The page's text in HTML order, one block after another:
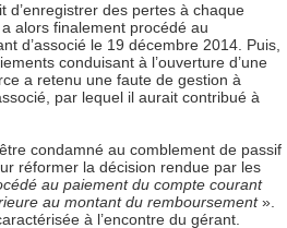
d’enregistrer des pertes à chaque
alors finalement procédé au
d’associé le 19 décembre 2014. Puis,
conduisant à l’ouverture d’une
a retenu une faute de gestion à
par lequel il aurait contribué à
condamné au comblement de passif
réformer la décision rendue par les
au paiement du compte courant
au montant du remboursement».
à l’encontre du gérant.